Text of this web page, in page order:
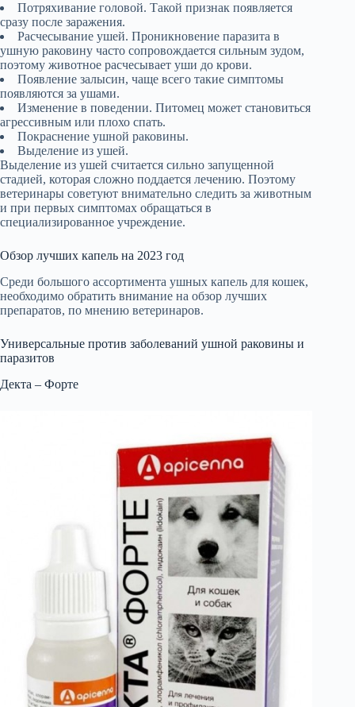
Потряхивание головой. Такой признак появляется
сразу после заражения.
Расчесывание ушей. Проникновение паразита в
ушную раковину часто сопровождается сильным зудом,
поэтому животное расчесывает уши до крови.
Появление залысин, чаще всего такие симптомы
появляются за ушами.
Изменение в поведении. Питомец может становиться
агрессивным или плохо спать.
Покраснение ушной раковины.
Выделение из ушей.
Выделение из ушей считается сильно запущенной
стадией, которая сложно поддается лечению. Поэтому
ветеринары советуют внимательно следить за животным
и при первых симптомах обращаться в
специализированное учреждение.
Обзор лучших капель на 2023 год
Среди большого ассортимента ушных капель для кошек,
необходимо обратить внимание на обзор лучших
препаратов, по мнению ветеринаров.
Универсальные против заболеваний ушной раковины и
паразитов
Декта – Форте